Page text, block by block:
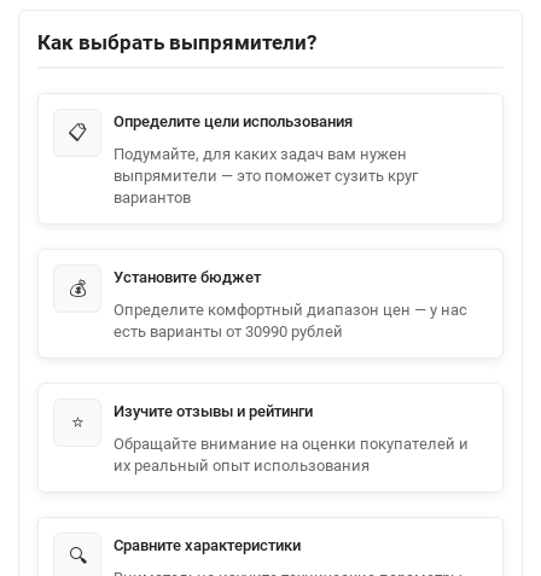
Как выбрать выпрямители?
📋
Определите цели использования
Подумайте, для каких задач вам нужен
выпрямители — это поможет сузить круг
вариантов
💰
Установите бюджет
Определите комфортный диапазон цен — у нас
есть варианты от 30990 рублей
⭐
Изучите отзывы и рейтинги
Обращайте внимание на оценки покупателей и
их реальный опыт использования
🔍
Сравните характеристики